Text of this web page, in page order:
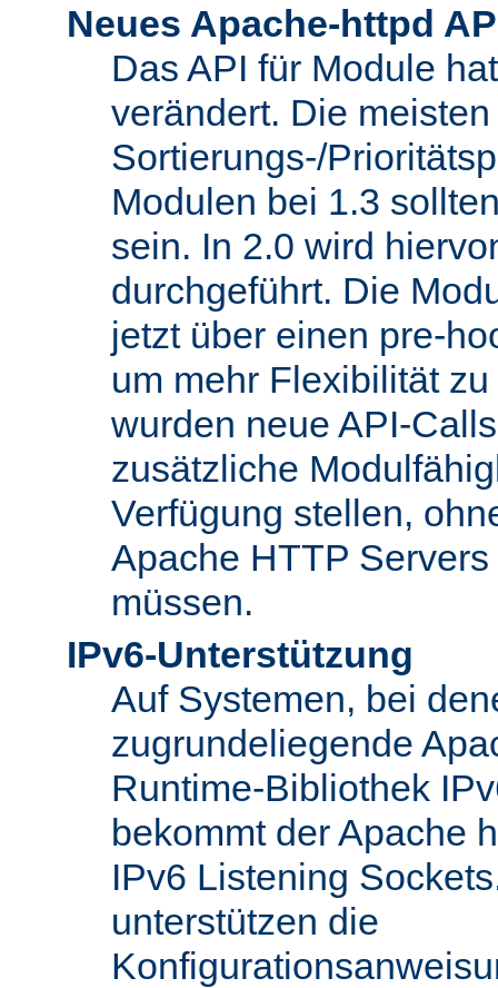
Neues Apache-httpd
Das API für Module
verändert. Die
Sortierungs-/
Modulen bei 1.3
sein. In 2.0 wird
durchgeführt. Die
jetzt über einen pre-
um mehr Flexibilität
wurden neue API-
zusätzliche
Verfügung stellen,
Apache HTTP
müssen.
IPv6-Unterstützung
Auf Systemen, bei
zugrundeliegende
Runtime-Bibliothek
bekommt der Apache
IPv6 Listening
unterstützen die